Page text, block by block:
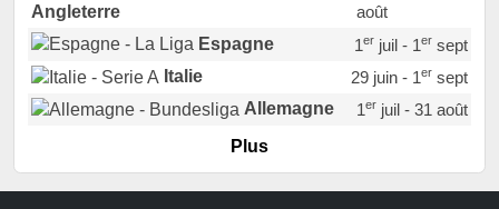
Angleterre
août
Espagne
1erjuil - 1ersept
Italie
29 juin - 1ersept
Allemagne
1erjuil - 31 août
Portugal
Pays-Bas
22 juin - 2 sept
Plus